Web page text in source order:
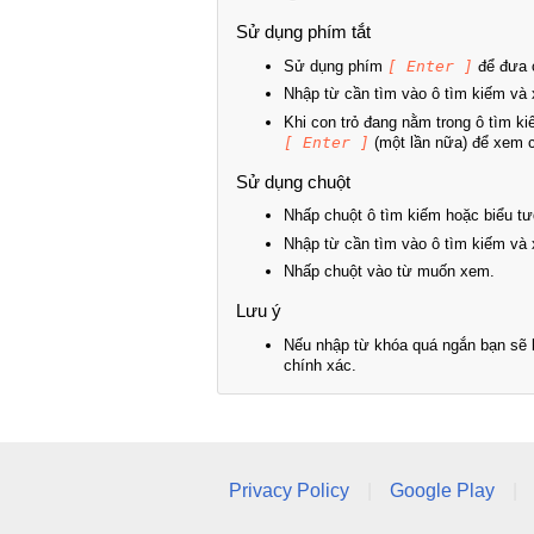
Sử dụng phím tắt
Sử dụng phím [ Enter ] để đưa
Nhập từ cần tìm vào ô tìm kiếm
Khi con trỏ đang nằm trong ô tìm
[ Enter ] (một lần nữa) để xem
Sử dụng chuột
Nhấp chuột ô tìm kiếm hoặc biểu
Nhập từ cần tìm vào ô tìm kiếm
Nhấp chuột vào từ muốn xem.
Lưu ý
Nếu nhập từ khóa quá ngắn bạn
chính xác.
Privacy Policy Google Play